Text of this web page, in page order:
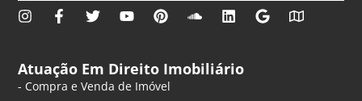
Atuação Em Direito Imobiliário
- Compra e Venda de Imóvel